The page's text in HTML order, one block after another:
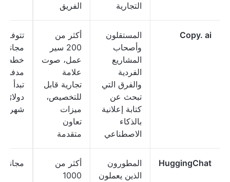
التجارية
الفريق
Copy. ai
المستقلون
وأصحاب
المشاريع
الفردية
والفرق التي
تبحث عن
كتابة إعلانية
بالذكاء
الاصطناعي
أكثر من
200 سير
عمل، صوت
علامة
تجارية قابل
للتخصيص،
ميزات
تعاون
متقدمة
تتوفر
مجانية؛
خطط
دولارًا
شهريًا
HuggingChat
المطورون
الذين يعملون
أكثر من
1000
مجاني